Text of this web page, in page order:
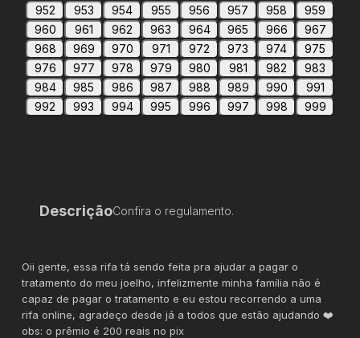
952
953 954 955 956 957 958
959
960
961 962 963 964 965 966
967
968
969 970 971 972 973 974
975
976
977 978 979 980 981 982
983
984
985 986 987 988 989 990
991
992
993 994 995 996 997 998 999
DescriçãoConfira o regulamento.
Oii gente, essa rifa tá sendo feita pra ajudar a pagar o
tratamento do meu joelho, infelizmente minha família não é
capaz de pagar o tratamento e eu estou recorrendo a uma
rifa online, agradeço desde já a todos que estão ajudando ❤️
obs: o prêmio é 200 reais no pix